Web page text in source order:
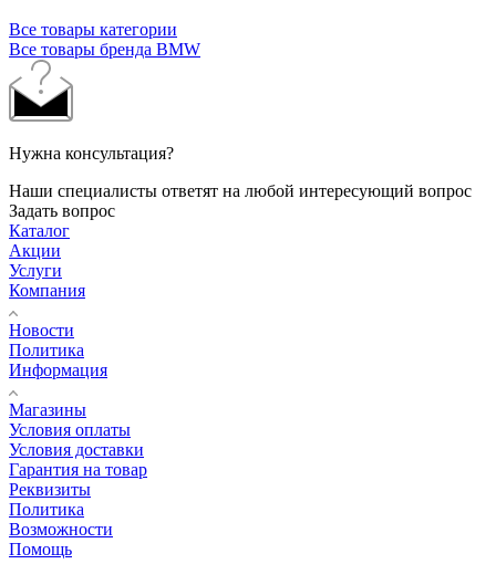
Все товары категории
Все товары бренда BMW
Нужна консультация?
Наши специалисты ответят на любой интересующий вопрос
Задать вопрос
Каталог
Акции
Услуги
Компания
Новости
Политика
Информация
Магазины
Условия оплаты
Условия доставки
Гарантия на товар
Реквизиты
Политика
Возможности
Помощь